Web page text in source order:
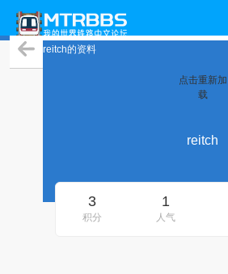
reitch的资料
点击重新加
载
reitch
3
积分
1
人气